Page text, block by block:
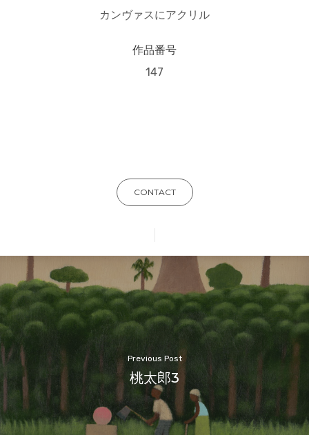
カンヴァスにアクリル
作品番号
147
CONTACT
Previous Post
桃太郎3